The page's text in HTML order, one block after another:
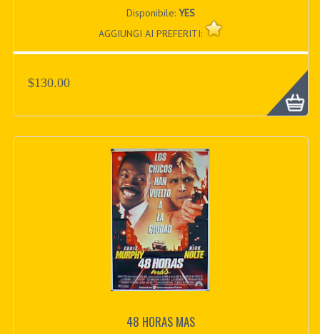
Disponibile: YES
AGGIUNGI AI PREFERITI:
$130.00
48 HORAS MAS